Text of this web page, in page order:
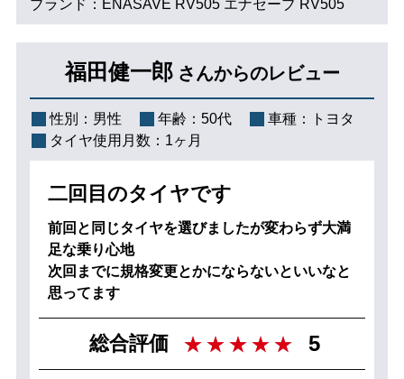
ブランド：ENASAVE RV505 エナセーブ RV505
福田健一郎 さんからのレビュー
性別： 男性 年齢： 50代 車種：
トヨタ
タイヤ使用月数： 1ヶ月
二回目のタイヤです
前回と同じタイヤを選びましたが変わらず大満
足な乗り心地
次回までに規格変更とかにならないといいなと
思ってます
総合評価 5